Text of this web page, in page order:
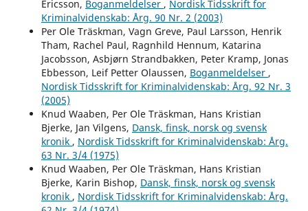
Ericsson, Boganmeldelser , Nordisk Tidsskrift for
Kriminalvidenskab: Årg. 90 Nr. 2 (2003)
Per Ole Träskman, Vagn Greve, Paul Larsson, Henrik
Tham, Rachel Paul, Ragnhild Hennum, Katarina
Jacobsson, Asbjørn Strandbakken, Peter Kramp, Jonas
Ebbesson, Leif Petter Olaussen, Boganmeldelser ,
Nordisk Tidsskrift for Kriminalvidenskab: Årg. 92 Nr. 3
(2005)
Knud Waaben, Per Ole Träskman, Hans Kristian
Bjerke, Jan Vilgens, Dansk, finsk, norsk og svensk
kronik , Nordisk Tidsskrift for Kriminalvidenskab: Årg.
63 Nr. 3/4 (1975)
Knud Waaben, Per Ole Träskman, Hans Kristian
Bjerke, Karin Bishop, Dansk, finsk, norsk og svensk
kronik , Nordisk Tidsskrift for Kriminalvidenskab: Årg.